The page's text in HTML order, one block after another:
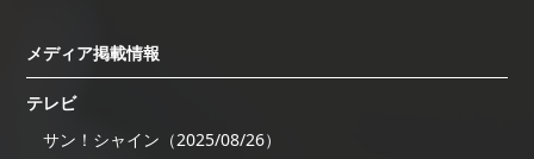
メディア掲載情報
テレビ
サン！シャイン（2025/08/26）